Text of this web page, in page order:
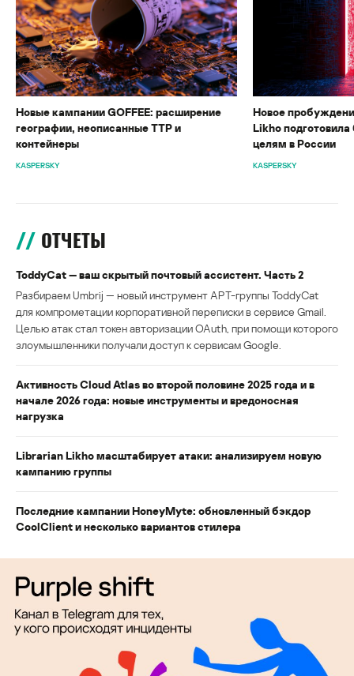
Новые кампании GOFFEE: расширение
географии, неописанные TTP и
контейнеры
KASPERSKY
Новое
Likho
целям в России
KASPERSKY
ОТЧЕТЫ
ToddyCat — ваш скрытый почтовый ассистент. Часть 2
Разбираем Umbrij — новый инструмент APT-группы ToddyCat
для компрометации корпоративной переписки в сервисе Gmail.
Целью атак стал токен авторизации OAuth, при помощи которого
злоумышленники получали доступ к сервисам Google.
Активность Cloud Atlas во второй половине 2025 года и в
начале 2026 года: новые инструменты и вредоносная
нагрузка
Librarian Likho масштабирует атаки: анализируем новую
кампанию группы
Последние кампании HoneyMyte: обновленный бэкдор
CoolClient и несколько вариантов стилера